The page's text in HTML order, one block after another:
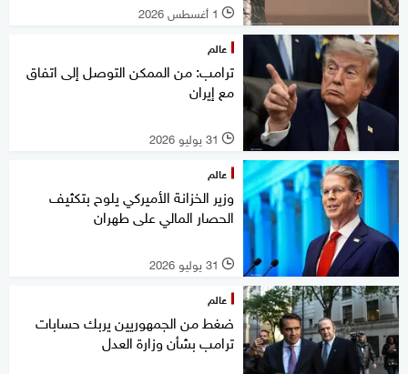
l 1 أغسطس 2026
عالم
ترامب: من الممكن التوصل إلى اتفاق
مع إيران
l 31 يوليو 2026
عالم
وزير الخزانة الأميركي يلوح بتكثيف
الحصار المالي على طهران
l 31 يوليو 2026
عالم
ضغط من الجمهوريين يربك حسابات
ترامب بشأن وزارة العدل